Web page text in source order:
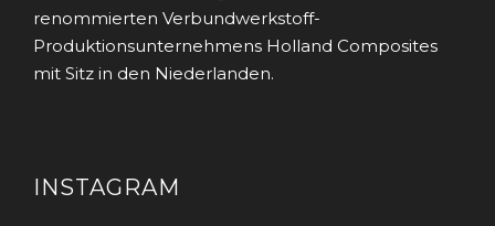
renommierten Verbundwerkstoff-
Produktionsunternehmens Holland Composites
mit Sitz in den Niederlanden.
INSTAGRAM